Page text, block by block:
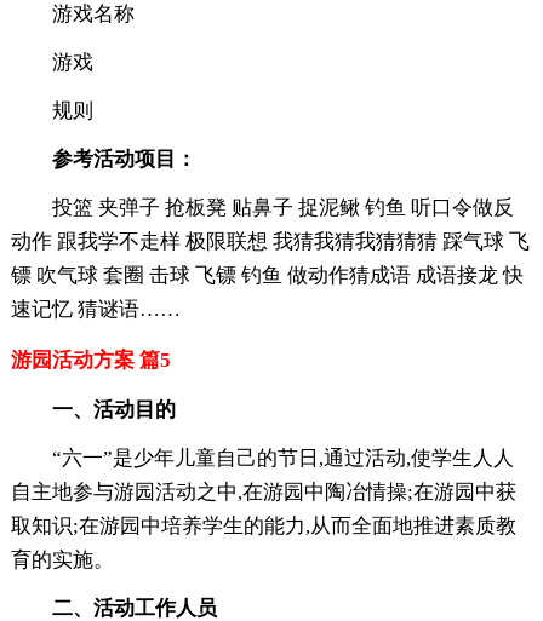
游戏名称
游戏
规则
参考活动项目：
投篮 夹弹子 抢板凳 贴鼻子 捉泥鳅 钓鱼 听口令做反
动作 跟我学不走样 极限联想 我猜我猜我猜猜猜 踩气球 飞
镖 吹气球 套圈 击球 飞镖 钓鱼 做动作猜成语 成语接龙 快
速记忆 猜谜语……
游园活动方案 篇5
一、活动目的
“六一”是少年儿童自己的节日,通过活动,使学生人人
自主地参与游园活动之中,在游园中陶冶情操;在游园中获
取知识;在游园中培养学生的能力,从而全面地推进素质教
育的实施。
二、活动工作人员